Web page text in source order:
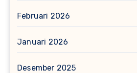
Februari 2026
Januari 2026
Desember 2025